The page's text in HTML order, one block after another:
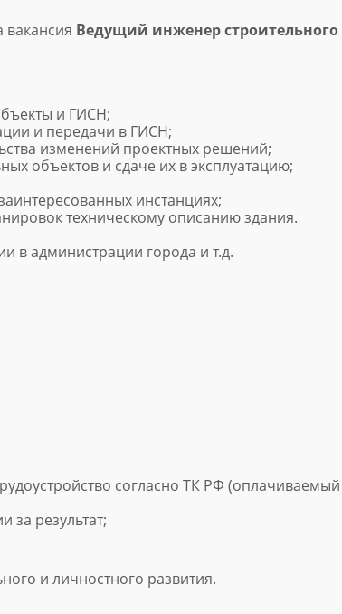
вакансия Ведущий инженер строительного
и ГИСН;
и передачи в ГИСН;
изменений проектных решений;
объектов и сдаче их в эксплуатацию;
инстанциях;
техническому описанию здания.
в администрации города и т.д.
согласно ТК РФ (оплачиваемый
за результат;
и личностного развития.